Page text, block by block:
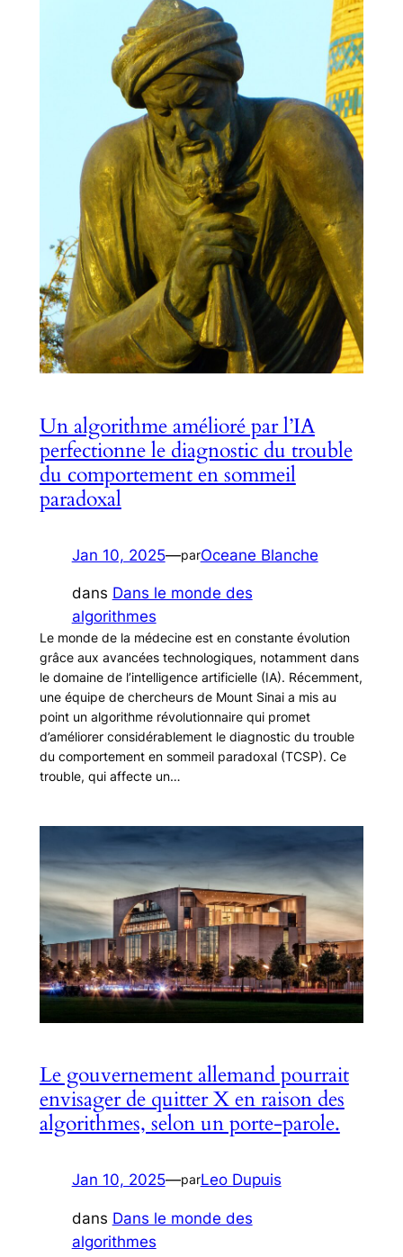
Un algorithme amélioré par l’IA
perfectionne le diagnostic du trouble
du comportement en sommeil
paradoxal
Jan 10, 2025—parOceane Blanche
dans Dans le monde des
algorithmes
Le monde de la médecine est en constante évolution
grâce aux avancées technologiques, notamment dans
le domaine de l’intelligence artificielle (IA). Récemment,
une équipe de chercheurs de Mount Sinai a mis au
point un algorithme révolutionnaire qui promet
d’améliorer considérablement le diagnostic du trouble
du comportement en sommeil paradoxal (TCSP). Ce
trouble, qui affecte un…
Le gouvernement allemand pourrait
envisager de quitter X en raison des
algorithmes, selon un porte-parole.
Jan 10, 2025—parLeo Dupuis
dans Dans le monde des
algorithmes